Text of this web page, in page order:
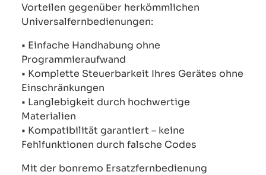
Vorteilen gegenüber herkömmlichen
Universalfernbedienungen:
• Einfache Handhabung ohne
Programmieraufwand
• Komplette Steuerbarkeit Ihres Gerätes ohne
Einschränkungen
• Langlebigkeit durch hochwertige
Materialien
• Kompatibilität garantiert – keine
Fehlfunktionen durch falsche Codes
Mit der bonremo Ersatzfernbedienung